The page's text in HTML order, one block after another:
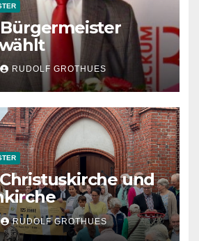
RUDOLF GROTHUES
Christuskirche und
RUDOLF GROTHUES